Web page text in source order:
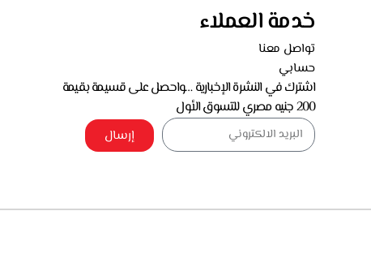
خدمة العملاء
تواصل معنا
حسابي
اشترك في النشرة الإخبارية …واحصل على قسيمة بقيمة
200 جنيه مصري للتسوق الأول
إرسال